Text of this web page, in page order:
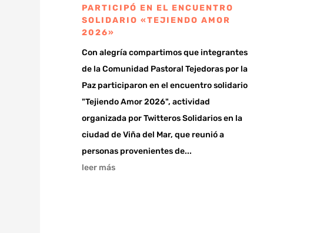
PARTICIPÓ EN EL ENCUENTRO
SOLIDARIO «TEJIENDO AMOR
2026»
Con alegría compartimos que integrantes
de la Comunidad Pastoral Tejedoras por la
Paz participaron en el encuentro solidario
"Tejiendo Amor 2026", actividad
organizada por Twitteros Solidarios en la
ciudad de Viña del Mar, que reunió a
personas provenientes de...
leer más